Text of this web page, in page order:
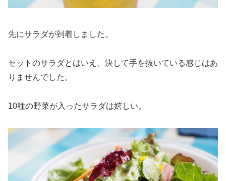
先にサラダが到着しました。
セットのサラダとはいえ、決して手を抜いている感じはあ
りませんでした。
10種の野菜が入ったサラダは嬉しい。